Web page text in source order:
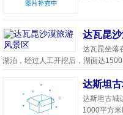
达瓦昆
达瓦昆坐落
湖泊，经过人工开挖后，湖面达
达斯坦
达斯坦古城
1000平方